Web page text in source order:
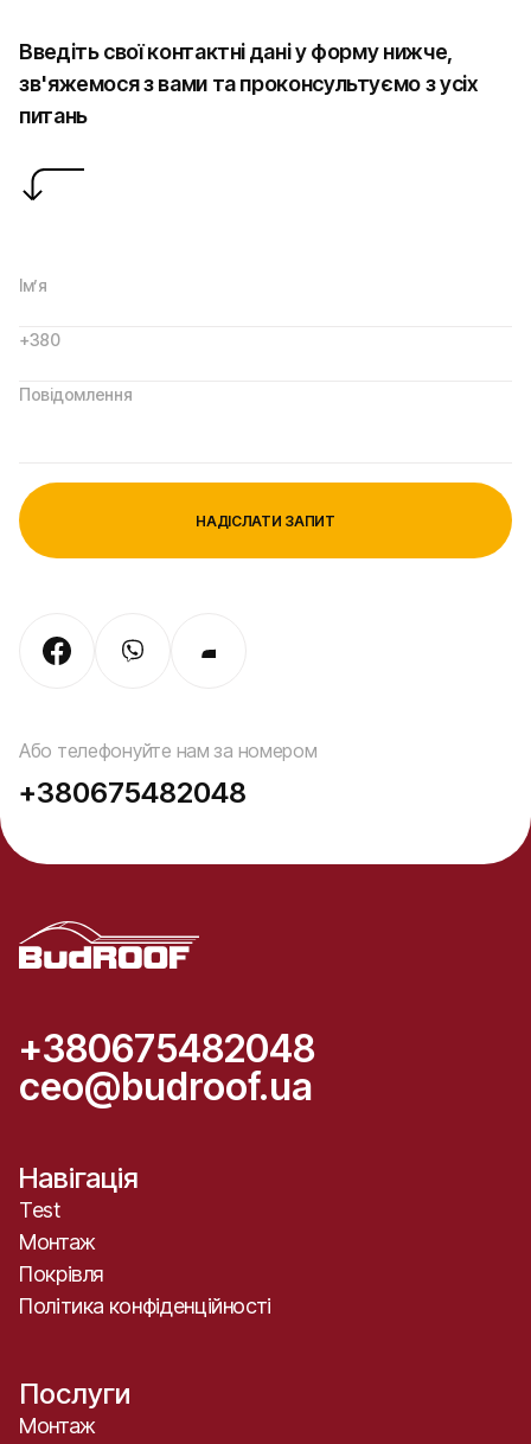
Або телефонуйте нам за номером
+380675482048
Введіть свої контактні дані у форму нижче,
зв'яжемося з вами та проконсультуємо з усіх
питань
+380675482048
ceo@budroof.ua
Навігація
Test
Монтаж
Покрівля
Політика конфіденційності
Послуги
Монтаж